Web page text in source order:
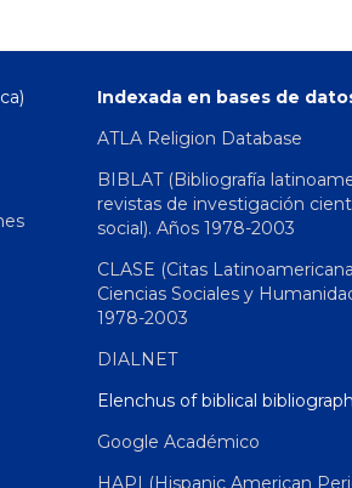
Indexada en bases de
ATLA Religion Database
BIBLAT (Bibliografía
revistas de investigación
social). Años 1978-2003
CLASE (Citas
Ciencias Sociales y
1978-2003
DIALNET
Elenchus of biblical
Google Académico
HAPI (Hispanic American